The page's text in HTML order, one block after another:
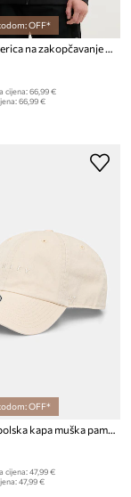
OFF*
Oakley dukserica na zakopčavanje sa kapuljačom muška s pamukom
cijena:66,99 €
66,99 €
OFF*
cijena:47,99 €
47,99 €